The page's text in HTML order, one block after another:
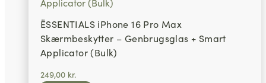
ËSSENTIALS iPhone 16 Pro Max
Skærmbeskytter – Genbrugsglas + Smart
Applicator (Bulk)
249,00 kr.